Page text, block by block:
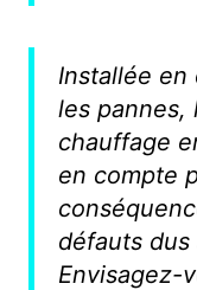
Installée en
les pannes,
chauffage
en compte
défauts
Envisagez-